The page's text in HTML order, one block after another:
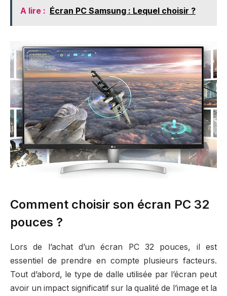
A lire : Écran PC Samsung : Lequel choisir ?
Comment choisir son écran PC 32
pouces ?
Lors de l’achat d’un écran PC 32 pouces, il est
essentiel de prendre en compte plusieurs facteurs.
Tout d’abord, le type de dalle utilisée par l’écran peut
avoir un impact significatif sur la qualité de l’image et la